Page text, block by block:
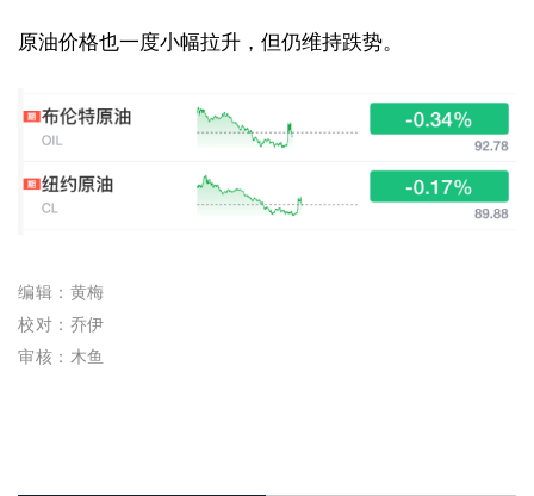
原油价格也一度小幅拉升，但仍维持跌势。
编辑：黄梅
校对：乔伊
审核：木鱼